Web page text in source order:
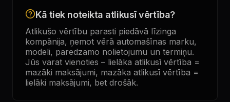
Kā tiek noteikta atlikusī vērtība?
Atlikušo vērtību parasti piedāvā līzinga
kompānija, ņemot vērā automašīnas marku,
modeli, paredzamo nolietojumu un termiņu.
Jūs varat vienoties – lielāka atlikusī vērtība =
mazāki maksājumi, mazāka atlikusī vērtība =
lielāki maksājumi, bet drošāk.